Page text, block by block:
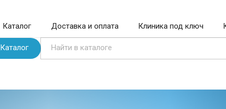
Каталог Доставка и оплата Клиника под ключ
Каталог